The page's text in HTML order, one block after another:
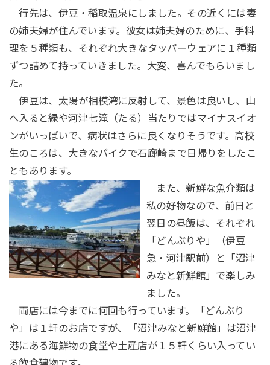
行先は、伊豆・稲取温泉にしました。その近くには妻
の姉夫婦が住んでいます。彼女は姉夫婦のために、手料
理を５種類も、それぞれ大きなタッパーウェアに１種類
ずつ詰めて持っていきました。大変、喜んでもらいまし
た。
伊豆は、太陽が相模湾に反射して、景色は良いし、山
へ入ると緑や河津七滝（たる）当たりではマイナスイオ
ンがいっぱいで、病状はさらに良くなりそうです。高校
生のころは、大きなバイクで石廊崎まで日帰りをしたこ
ともあります。
また、新鮮な魚介類は
私の好物なので、前日と
翌日の昼飯は、それぞれ
「どんぶりや」（伊豆
急・河津駅前）と「沼津
みなと新鮮館」で楽しみ
ました。
両店には今までに何回も行っています。「どんぶり
や」は１軒のお店ですが、「沼津みなと新鮮館」は沼津
港にある海鮮物の食堂や土産店が１５軒くらい入ってい